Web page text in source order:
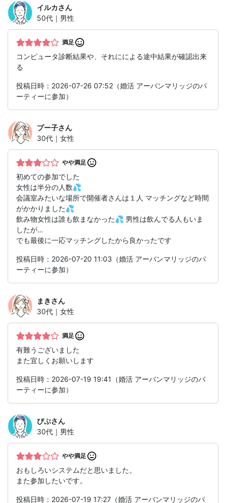
イルカさん
50代｜男性
満足
コンピュータ診断結果や、それにによる途中結果が確認出来
る
投稿日時：2026-07-26 07:52（婚活 アーバンマリッジのパ
ーティーに参加）
プー子さん
30代｜女性
やや満足
初めての参加でした
女性は半分の人数💦
会議室みたいな場所で開催者さんは１人 マッチングなど時間
がかかりました💦
飲み物女性は誰も飲まなかった💦 男性は飲んでる人もいま
したが…
でも最後に一応マッチングしたから良かったです
投稿日時：2026-07-20 11:03（婚活 アーバンマリッジのパ
ーティーに参加）
まきさん
30代｜女性
満足
有難うございました
また宜しくお願いします
投稿日時：2026-07-19 19:41（婚活 アーバンマリッジのパ
ーティーに参加）
ぴぷさん
30代｜男性
やや満足
おもしろいシステムだと思いました。
また参加したいです。
投稿日時：2026-07-19 17:27（婚活 アーバンマリッジのパ